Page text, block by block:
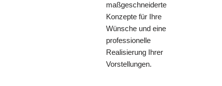
maßgeschneiderte
Konzepte für Ihre
Wünsche und eine
professionelle
Realisierung Ihrer
Vorstellungen.